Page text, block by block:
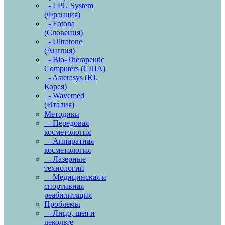
- LPG System
(Франция)
- Fotona
(Словения)
- Ultratone
(Англия)
- Bio-Therapeutic
Computers (США)
- Asterasys (Ю.
Корея)
- Wavemed
(Италия)
Методики
- Передовая
косметология
- Аппаратная
косметология
- Лазерные
технологии
- Медицинская и
спортивная
реабилитация
Проблемы
- Лицо, шея и
декольте